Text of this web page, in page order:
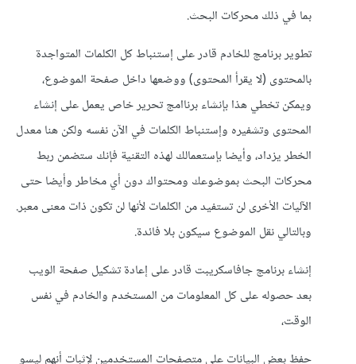
بما في ذلك محركات البحث.
تطوير برنامج للخادم قادر على إستنباط كل الكلمات المتواجدة
بالمحتوى (لا يقرأ المحتوى) ووضعها داخل صفحة الموضوع،
ويمكن تخطي هذا بإنشاء برناامج تحرير خاص يعمل على إنشاء
المحتوى وتشفيره وإستنباط الكلمات في الآن نفسه ولكن هنا معدل
الخطر يزداد، وأيضا بإستعمالك لهذه التقنية فإنك ستضمن ربط
محركات البحث بموضوعك ومحتواك دون أي مخاطر وأيضا حتى
الآليات الأخرى لن تستفيد من الكلمات لأنها لن تكون ذات معنى معبر.
وبالتالي نقل الموضوع سيكون بلا فائدة.
إنشاء برنامج جافاسكريبت قادر على إعادة تشكيل صفحة الويب
بعد حصوله على كل المعلومات من المستخدم والخادم في نفس
الوقت،